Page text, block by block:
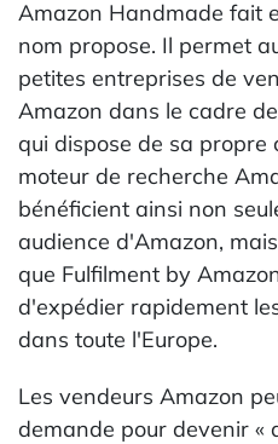
Amazon Handmade fait
nom propose. Il permet
petites entreprises de
Amazon dans le cadre
qui dispose de sa propre
moteur de recherche
bénéficient ainsi non
audience d'Amazon,
que Fulfilment by
d'expédier rapidement
dans toute l'Europe.
Les vendeurs Amazon
demande pour devenir «